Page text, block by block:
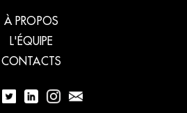
À PROPOS
L'ÉQUIPE
CONTACTS